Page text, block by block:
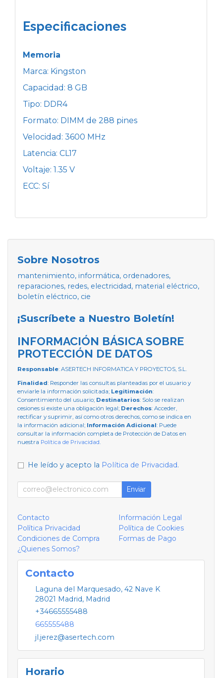
Especificaciones
Memoria
Marca: Kingston
Capacidad: 8 GB
Tipo: DDR4
Formato: DIMM de 288 pines
Velocidad: 3600 MHz
Latencia: CL17
Voltaje: 1.35 V
ECC: Sí
Sobre Nosotros
mantenimiento, informática, ordenadores,
reparaciones, redes, electricidad, material eléctrico,
boletín eléctrico, cie
¡Suscríbete a Nuestro Boletín!
INFORMACIÓN BÁSICA SOBRE
PROTECCIÓN DE DATOS
Responsable: ASERTECH INFORMATICA Y PROYECTOS, S.L.
Finalidad: Responder las consultas planteadas por el usuario y
enviarle la información solicitada; Legitimación:
Consentimiento del usuario; Destinatarios: Solo se realizan
cesiones si existe una obligación legal; Derechos: Acceder,
rectificar y suprimir, así como otros derechos, como se indica en
la información adicional; Información Adicional: Puede
consultar la información completa de Protección de Datos en
nuestra Política de Privacidad
He leído y acepto la Política de Privacidad.
Enviar
Contacto
Información Legal
Política Privacidad
Política de Cookies
Condiciones de Compra
Formas de Pago
¿Quienes Somos?
Contacto
Laguna del Marquesado, 42 Nave K
28021 Madrid, Madrid
+34665555488
665555488
jl.jerez@asertech.com
Horario